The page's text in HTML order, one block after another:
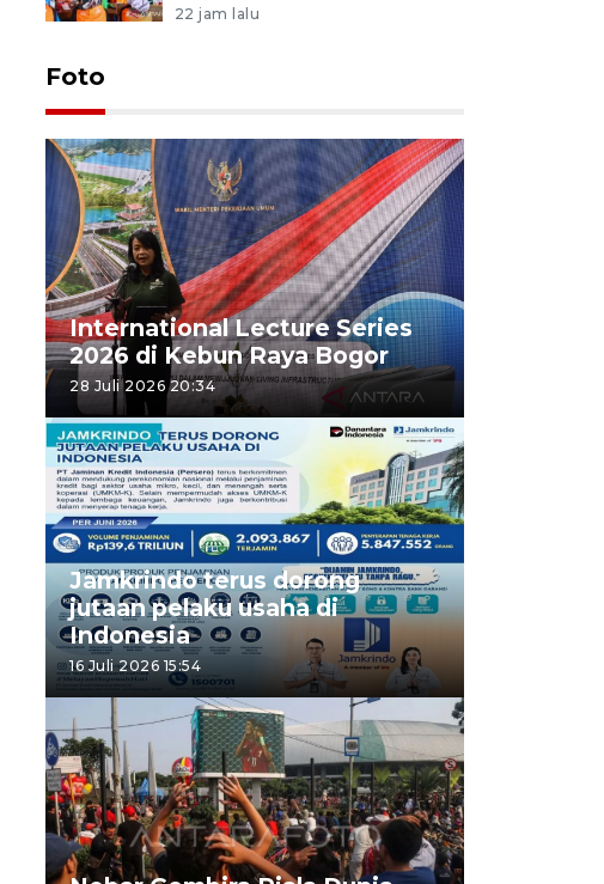
22 jam lalu
Foto
International Lecture Series
2026 di Kebun Raya Bogor
28 Juli 2026 20:34
Jamkrindo terus dorong
jutaan pelaku usaha di
Indonesia
16 Juli 2026 15:54